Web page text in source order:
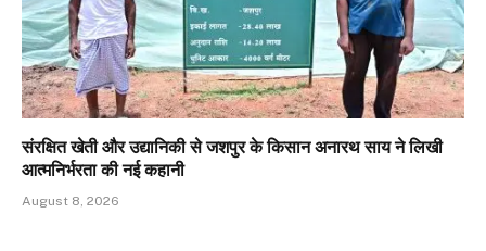
संरक्षित खेती और उद्यानिकी से जशपुर के किसान अनारथ साय ने लिखी
आत्मनिर्भरता की नई कहानी
August 8, 2026